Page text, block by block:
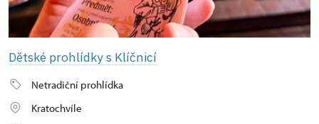
Dětské prohlídky s Klíčnicí
Netradiční prohlídka
Kratochvíle